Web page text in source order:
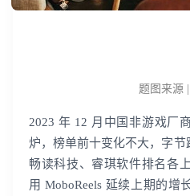
题图来源 |
2023 年 12 月中国非游戏厂
炉，榜单前十变化不大，字节
畅读科技、睿琪软件排名各
用 MoboReels 延续上期的增